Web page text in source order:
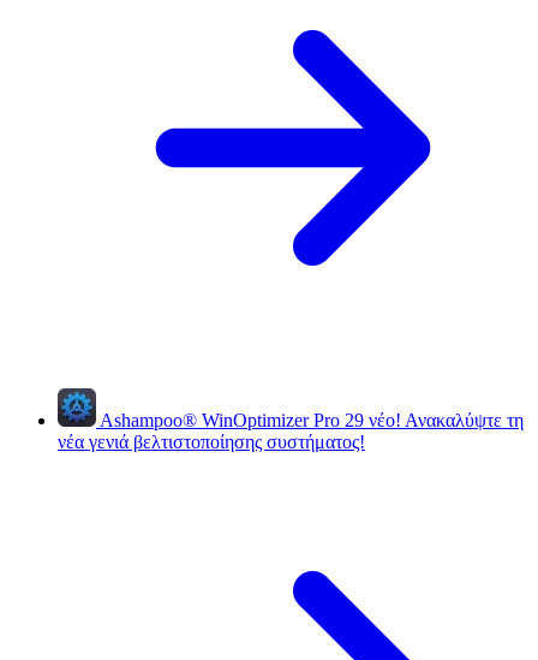
Ashampoo® WinOptimizer Pro 29 νέο! Ανακαλύψτε τη
νέα γενιά βελτιστοποίησης συστήματος!